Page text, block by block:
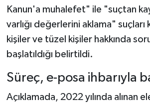
Kanun'a muhalefet" ile "suçtan
varlığı değerlerini aklama" suçları
kişiler ve tüzel kişiler hakkında
başlatıldığı belirtildi.
Süreç, e-posa ihbarıyla
Açıklamada, 2022 yılında alınan